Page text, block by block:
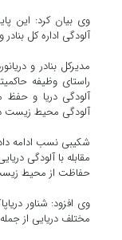
وی بیان کرد: این
آلودگی اداره کل
مدیرکل بنادر و
راستای وظیفه
آلودگی دریا و حفظ
آلودگی محیط
شکیبی نسب ادامه
مقابله با آلودگی
حفاظت از محیط زیست
مختلف دریایی از